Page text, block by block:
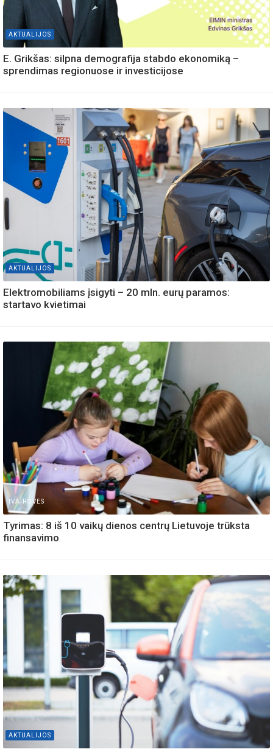
AKTUALIJOS
E. Grikšas: silpna demografija stabdo ekonomiką –
sprendimas regionuose ir investicijose
AKTUALIJOS
Elektromobiliams įsigyti – 20 mln. eurų paramos:
startavo kvietimai
IVAIROVES
Tyrimas: 8 iš 10 vaikų dienos centrų Lietuvoje trūksta
finansavimo
AKTUALIJOS